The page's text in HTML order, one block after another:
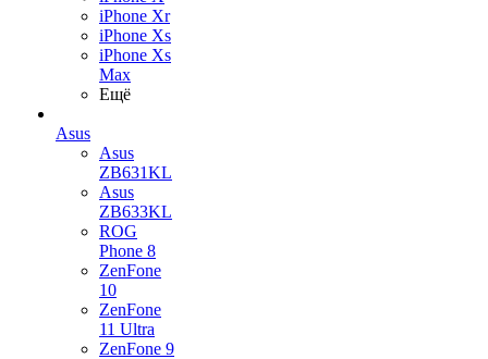
iPhone Xr
iPhone Xs
iPhone Xs
Max
Ещё
Asus
Asus
ZB631KL
Asus
ZB633KL
ROG
Phone 8
ZenFone
10
ZenFone
11 Ultra
ZenFone 9